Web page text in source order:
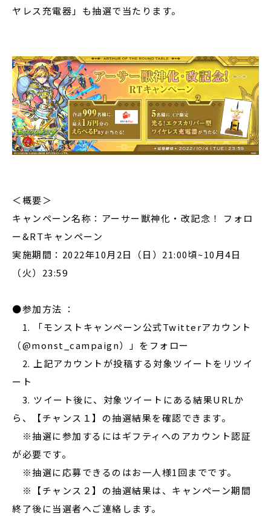
ヤレス充電器」も抽選で当たります。
＜概要＞
キャンペーン名称：アーサー獣神化・改記念！ フォロ
ー&RTキャンペーン
実施期間：2022年10月2日（日）21:00頃~10月4日
（火）23:59
●参加方法 ：
1. 「モンストキャンペーン公式Twitterアカウント
（@monst_campaign）」をフォロー
2. 上記アカウントが投稿する対象ツイートをリツイ
ート
3. ツイート後に、対象ツイートにある結果URLか
ら、【チャンス１】の抽選結果を確認できます。
※抽選に参加するにはギフティへのアカウント認証
が必要です。
※抽選に応募できるのはお一人様1回までです。
※【チャンス２】の抽選結果は、キャンペーン期間
終了後に当選者へご連絡します。